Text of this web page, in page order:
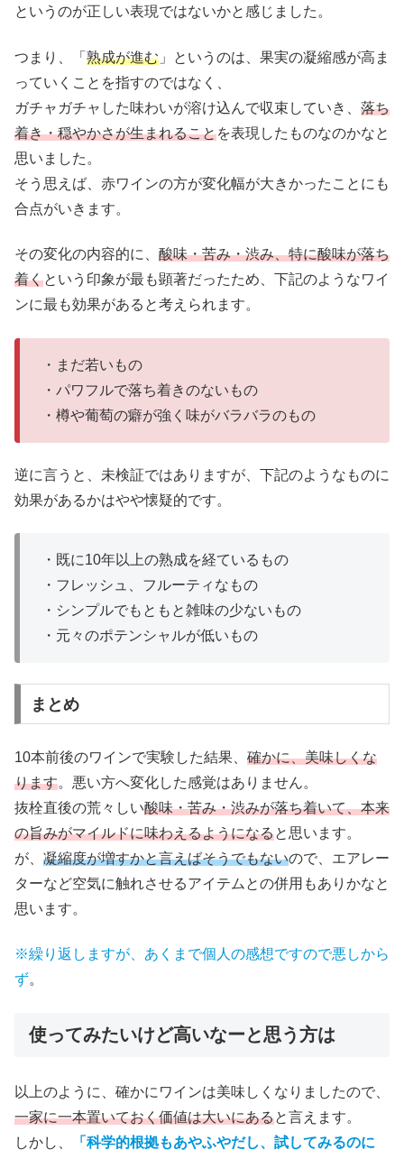
というのが正しい表現ではないかと感じました。
つまり、「 熟成が進む 」というのは、果実の凝縮感が高ま
っていくことを指すのではなく、
ガチャガチャした味わいが溶け込んで収束していき、 落ち
着き・穏やかさが生まれることを表現したものなのかなと
思いました。
そう思えば、赤ワインの方が変化幅が大きかったことにも
合点がいきます。
その変化の内容的に、 酸味・苦み・渋み、特に酸味が落ち
着くという印象が最も顕著だったため、下記のようなワイ
ンに最も効果があると考えられます。
・まだ若いもの
・パワフルで落ち着きのないもの
・樽や葡萄の癖が強く味がバラバラのもの
逆に言うと、未検証ではありますが、下記のようなものに
効果があるかはやや懐疑的です。
・既に10年以上の熟成を経ているもの
・フレッシュ、フルーティなもの
・シンプルでもともと雑味の少ないもの
・元々のポテンシャルが低いもの
まとめ
10本前後のワインで実験した結果、 確かに、美味しくな
ります。悪い方へ変化した感覚はありません。
抜栓直後の荒々しい酸味・苦み・渋みが落ち着いて、本来
の旨みがマイルドに味わえるようになると思います。
が、 凝縮度が増すかと言えばそうでもないので、エアレー
ターなど空気に触れさせるアイテムとの併用もありかなと
思います。
※繰り返しますが、あくまで個人の感想ですので悪しから
ず。
使ってみたいけど高いなーと思う方は
以上のように、確かにワインは美味しくなりましたので、
一家に一本置いておく価値は大いにあると言えます。
しかし、
「科学的根拠もあやふやだし、試してみるのに